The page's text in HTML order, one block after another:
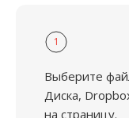
1
Выберите
Диска,
на страницу.